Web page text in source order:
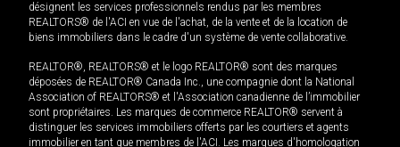
désignent les services professionnels rendus par les membres
REALTORS® de l'ACI en vue de l'achat, de la vente et de la location de
biens immobiliers dans le cadre d'un système de vente collaborative.
REALTOR®, REALTORS® et le logo REALTOR® sont des marques
déposées de REALTOR® Canada Inc., une compagnie dont la National
Association of REALTORS® et l'Association canadienne de l’immobilier
sont propriétaires. Les marques de commerce REALTOR® servent à
distinguer les services immobiliers offerts par les courtiers et agents
immobilier en tant que membres de l'ACI. Les marques d'homologation